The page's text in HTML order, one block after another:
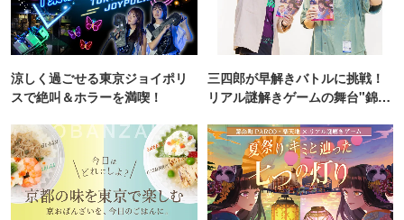
涼しく過ごせる東京ジョイポリ
スで絶叫＆ホラーを満喫！
三四郎が早解きバトルに挑戦！
リアル謎解きゲームの舞台"錦糸